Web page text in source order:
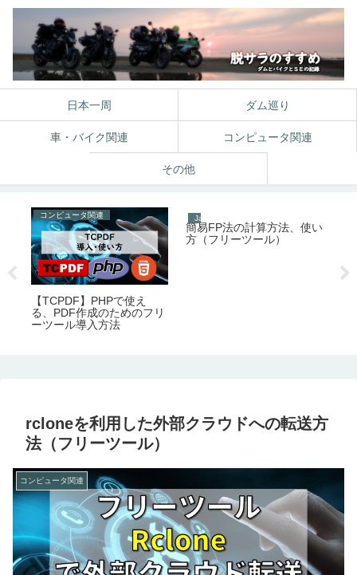
日本一周 ダム巡り
車・バイク関連 コンピュータ関連
その他
コンピュータ関連
【TCPDF】PHPで使え
る、PDF作成のためのフリ
ーツール導入方法
JavaScript
簡易FP法の計算方法、使い
方（フリーツール）
rcloneを利用した外部クラウドへの転送方
法（フリーツール）
コンピュータ関連